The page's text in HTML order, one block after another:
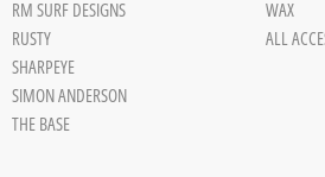
RM SURF DESIGNS
RUSTY
SHARPEYE
SIMON ANDERSON
THE BASE
WAX
ALL